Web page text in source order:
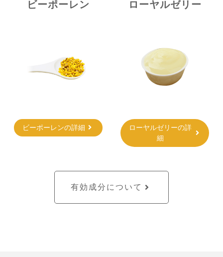
ビーポーレン
ビーポーレンの詳細
ローヤルゼリー
ローヤルゼリーの詳
細
有効成分について